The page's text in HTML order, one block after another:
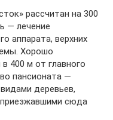
рассчитан на 300
— лечение
аппарата, верхних
Хорошо
400 м от главного
пансионата —
деревьев,
приезжавшими сюда